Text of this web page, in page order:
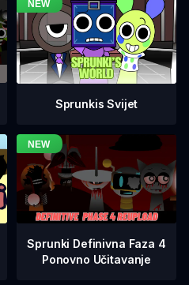
Sprunkis Svijet
Sprunki Definivna Faza 4
Ponovno Učitavanje